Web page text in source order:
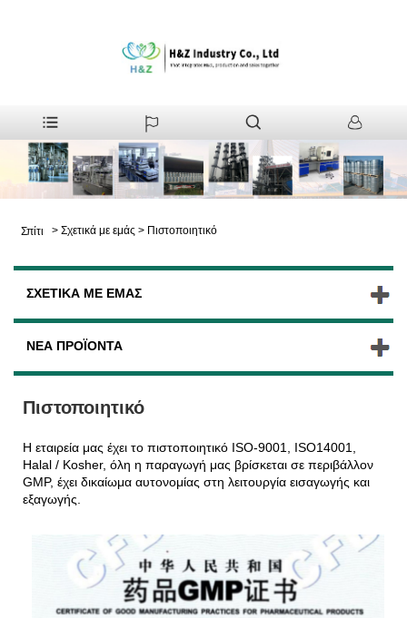
Σπίτι > Σχετικά με εμάς > Πιστοποιητικό
ΣΧΕΤΙΚΆ ΜΕ ΕΜΆΣ
ΝΈΑ ΠΡΟΪΌΝΤΑ
Πιστοποιητικό
Η εταιρεία μας έχει το πιστοποιητικό ISO-9001, ISO14001,
Halal / Kosher, όλη η παραγωγή μας βρίσκεται σε περιβάλλον
GMP, έχει δικαίωμα αυτονομίας στη λειτουργία εισαγωγής και
εξαγωγής.